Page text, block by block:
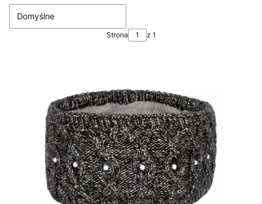
Domyślne
Strona z 1